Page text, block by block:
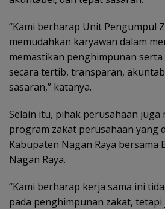
“Kami berharap Unit Pengumpul
memudahkan karyawan dalam
memastikan penghimpunan
secara tertib, transparan,
sasaran,” katanya.
Selain itu, pihak perusahaan juga
program zakat perusahaan yang
Kabupaten Nagan Raya bersama
Nagan Raya.
“Kami berharap kerja sama ini
pada penghimpunan zakat,